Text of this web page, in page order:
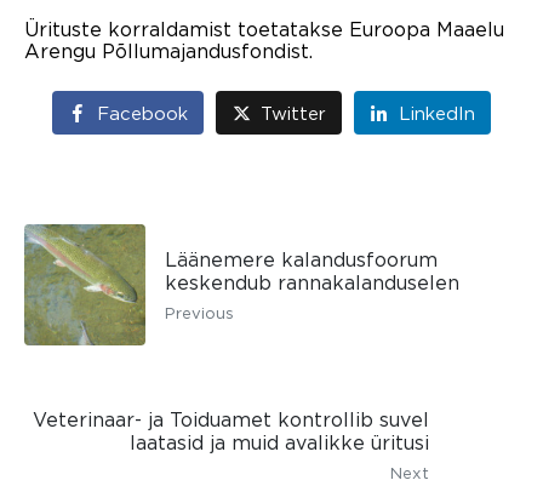
Ürituste korraldamist toetatakse Euroopa Maaelu
Arengu Põllumajandusfondist.
Facebook Twitter LinkedIn
Läänemere kalandusfoorum
keskendub rannakalanduselen
Previous
Veterinaar- ja Toiduamet kontrollib suvel
laatasid ja muid avalikke üritusi
Next